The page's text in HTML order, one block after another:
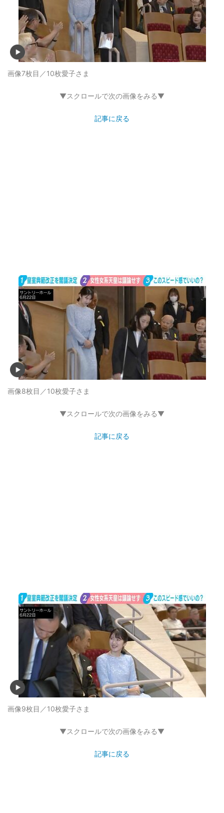
画像7枚目／10枚愛子さま
▼スクロールで次の画像をみる▼
記事に戻る
画像8枚目／10枚愛子さま
▼スクロールで次の画像をみる▼
記事に戻る
画像9枚目／10枚愛子さま
▼スクロールで次の画像をみる▼
記事に戻る